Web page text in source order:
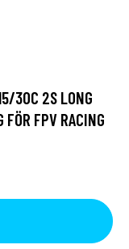
30C 2S LONG
FPV RACING